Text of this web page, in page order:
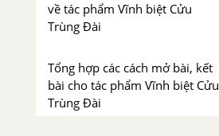
về tác phẩm Vĩnh biệt Cửu
Trùng Đài
Tổng hợp các cách mở bài, kết
bài cho tác phẩm Vĩnh biệt Cửu
Trùng Đài